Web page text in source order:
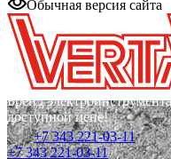
Обычная версия сайта
Бренд
доступной цене!
+7 343 221-03-11
+7 343 221-03-11